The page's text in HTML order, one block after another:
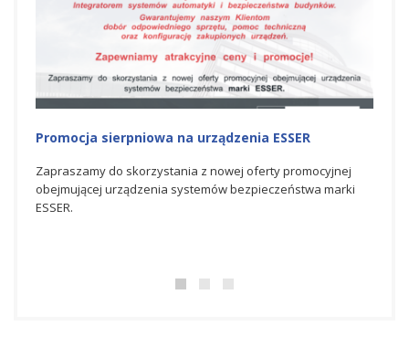
marki
Promocja na urządzenia ESSER
Zapraszamy do skorzystania z czerwcowej oferty
promocyjnej obejmującej urządzenia systemów
bezpieczeństwa marki ESSER.